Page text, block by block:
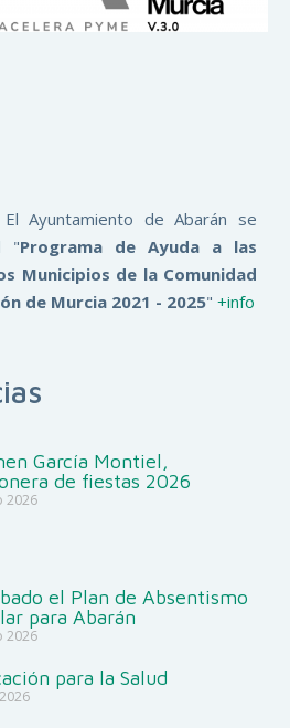
El Ayuntamiento de Abarán se
"Programa de Ayuda a las
Municipios de la Comunidad
de Murcia 2021 - 2025" +info
García Montiel,
de fiestas 2026
2026
el Plan de Absentismo
para Abarán
2026
para la Salud